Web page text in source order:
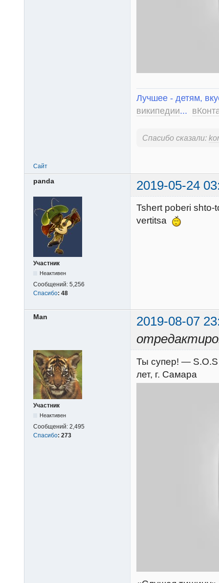
Лучшее - детям,
википедии...
Спасибо сказали:
Сайт
panda 2019-05-24
Участник
Неактивен
Сообщений: 5,256
Спасибо: 48
Tshert poberi shto-
vertitsa
Man
2019-08-07
Участник
Неактивен
Сообщений: 2,495
Спасибо: 273
Ты супер! — S.O.S
лет, г. Самара